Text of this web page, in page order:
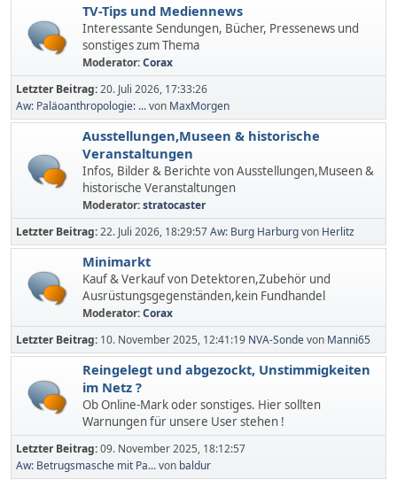
TV-Tips und Mediennews
Interessante Sendungen, Bücher, Pressenews und
sonstiges zum Thema
Moderator:Corax
Letzter Beitrag:20. Juli 2026, 17:33:26
Aw: Paläoanthropologie: ...von MaxMorgen
Ausstellungen,Museen & historische
Veranstaltungen
Infos, Bilder & Berichte von Ausstellungen,Museen &
historische Veranstaltungen
Moderator:stratocaster
Letzter Beitrag:22. Juli 2026, 18:29:57Aw: Burg Harburgvon Herlitz
Minimarkt
Kauf & Verkauf von Detektoren,Zubehör und
Ausrüstungsgegenständen,kein Fundhandel
Moderator:Corax
Letzter Beitrag: 10. November 2025, 12:41:19 NVA-Sondevon Manni65
Reingelegt und abgezockt, Unstimmigkeiten
im Netz ?
Ob Online-Mark oder sonstiges. Hier sollten
Warnungen für unsere User stehen !
Letzter Beitrag:09. November 2025, 18:12:57
Aw: Betrugsmasche mit Pa...von baldur